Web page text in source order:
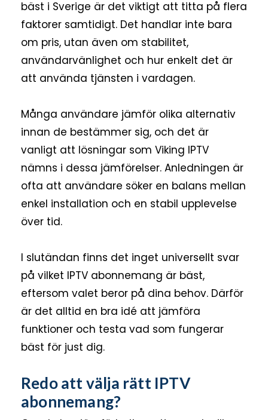
bäst i Sverige är det viktigt att titta på flera
faktorer samtidigt. Det handlar inte bara
om pris, utan även om stabilitet,
användarvänlighet och hur enkelt det är
att använda tjänsten i vardagen.
Många användare jämför olika alternativ
innan de bestämmer sig, och det är
vanligt att lösningar som Viking IPTV
nämns i dessa jämförelser. Anledningen är
ofta att användare söker en balans mellan
enkel installation och en stabil upplevelse
över tid.
I slutändan finns det inget universellt svar
på vilket IPTV abonnemang är bäst,
eftersom valet beror på dina behov. Därför
är det alltid en bra idé att jämföra
funktioner och testa vad som fungerar
bäst för just dig.
Redo att välja rätt IPTV
abonnemang?